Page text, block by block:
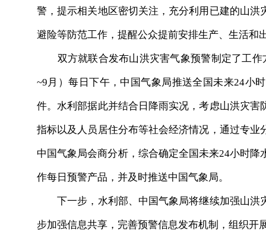
警，提示相关地区密切关注，充分利用已建的山
避险等防范工作，提醒公众提前安排生产、生活和
双方就联合发布山洪灾害气象预警制定了工作
~9月）每日下午，中国气象局推送全国未来24小
件。水利部据此并结合日降雨实况，考虑山洪灾
指标以及人员居住分布等社会经济情况，通过专
中国气象局会商分析，综合确定全国未来24小时
作每日预警产品，并及时推送中国气象局。
下一步，水利部、中国气象局将继续加强山洪
步加强信息共享，完善预警信息发布机制，组织